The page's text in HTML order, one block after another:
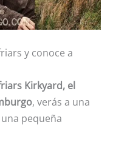
y conoce a
Kirkyard, el
, verás a una
pequeña